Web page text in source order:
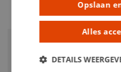
Opslaan
Alles
DETAILS